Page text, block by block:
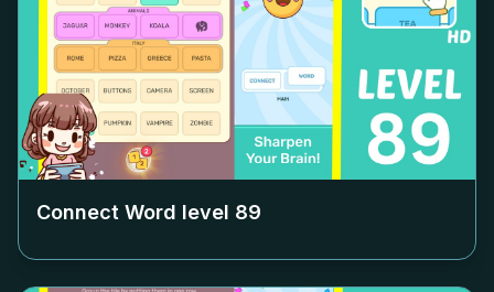
Connect Word level 89